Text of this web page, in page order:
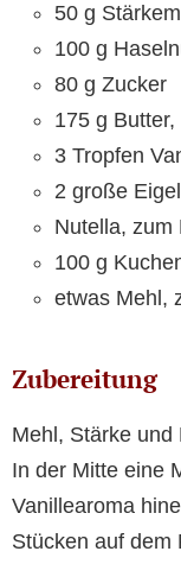
50 g
100 g
80 g Zucker
175 g Butter,
3 Tropfen
2 große
Nutella, zum
100 g
etwas Mehl,
Zubereitung
Mehl, Stärke und
In der Mitte eine
Vanillearoma
Stücken auf dem